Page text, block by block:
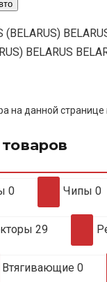
(BELARUS)
BELARUS
на данной
0 Чипы 0
29
Втягивающие 0